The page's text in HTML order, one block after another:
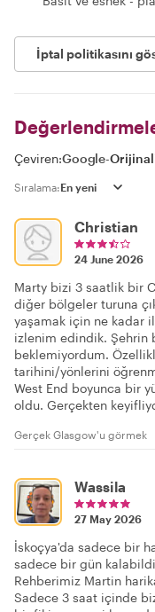
İptal politikasını
Çeviren:Google-
Sıralama:
Christian
24 June 2026
Marty bizi 3 saatlik bir
diğer bölgeler turuna
yaşamak için ne kadar
izlenim edindik. Şehrin
beklemiyordum.
tarihini/yönlerini
West End boyunca bir
oldu. Gerçekten
Gerçek Glasgow'u görmek
Wassila
27 May 2026
İskoçya'da sadece bir
sadece bir gün
Rehberimiz Martin
Sadece 3 saat içinde